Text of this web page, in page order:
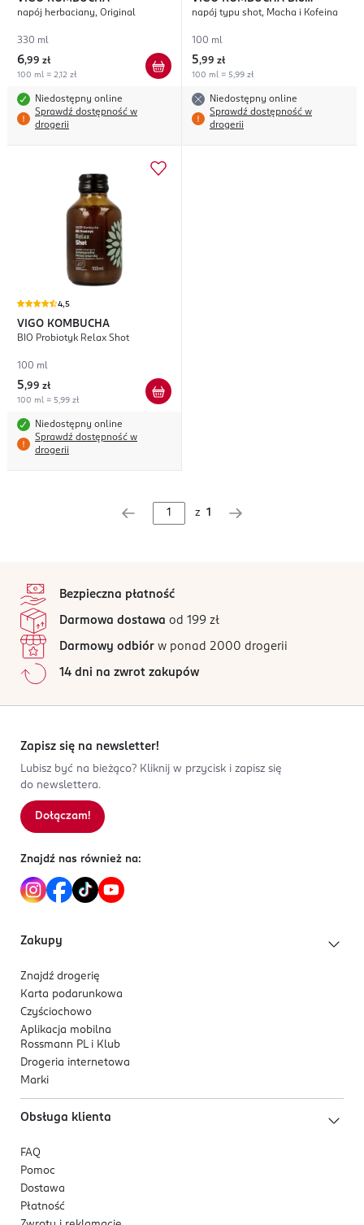
napój herbaciany, Original
330 ml
6,99 zł
100 ml = 2,12 zł
Niedostępny online
Sprawdź dostępność w
drogerii
Probiotyk Energia
napój typu shot, Macha i Kofeina
100 ml
5,99 zł
100 ml = 5,99 zł
Niedostępny online
Sprawdź dostępność w
drogerii
4,5
VIGO KOMBUCHA
BIO Probiotyk Relax Shot
100 ml
5,99 zł
100 ml = 5,99 zł
Niedostępny online
Sprawdź dostępność w
drogerii
z 1
Bezpieczna płatność
Darmowa dostawa od 199 zł
Darmowy odbiór w ponad 2000 drogerii
14 dni na zwrot zakupów
Zapisz się na newsletter!
Lubisz być na bieżąco? Kliknij w przycisk i zapisz się
do newslettera.
Dołączam!
Znajdź nas również na:
Zakupy
Znajdź drogerię
Karta podarunkowa
Czyściochowo
Aplikacja mobilna
Rossmann PL i Klub
Drogeria internetowa
Marki
Obsługa klienta
FAQ
Pomoc
Dostawa
Płatność